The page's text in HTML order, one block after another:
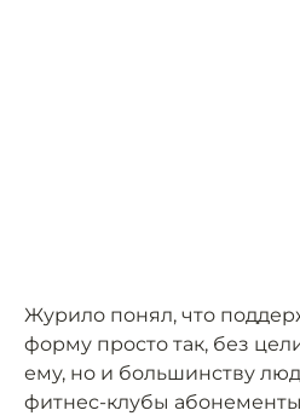
Журило понял, что
форму просто так, без
ему, но и большинству
фитнес-клубы